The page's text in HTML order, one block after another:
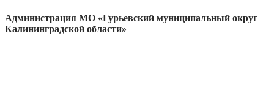
Администрация МО «Гурьевский муниципальный округ
Калининградской области»